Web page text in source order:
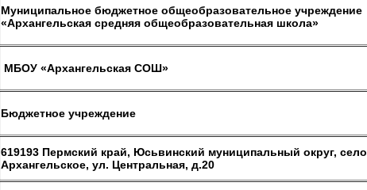
Муниципальное бюджетное общеобразовательное учреждение
«Архангельская средняя общеобразовательная школа»
МБОУ «Архангельская СОШ»
Бюджетное учреждение
619193 Пермский край, Юсьвинский муниципальный округ, село
Архангельское, ул. Центральная, д.20